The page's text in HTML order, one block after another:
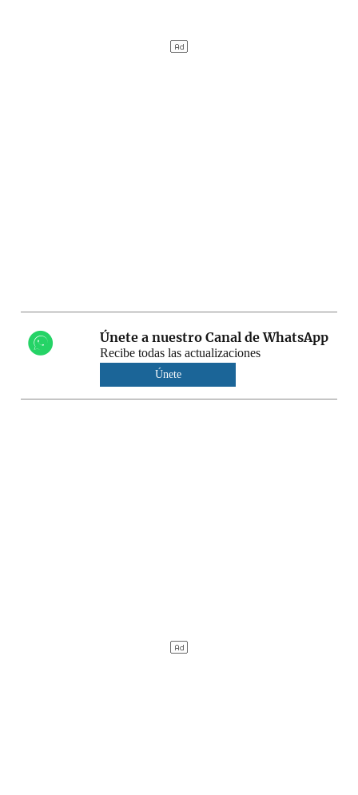
Únete a nuestro Canal de WhatsApp
Recibe todas las actualizaciones
Únete